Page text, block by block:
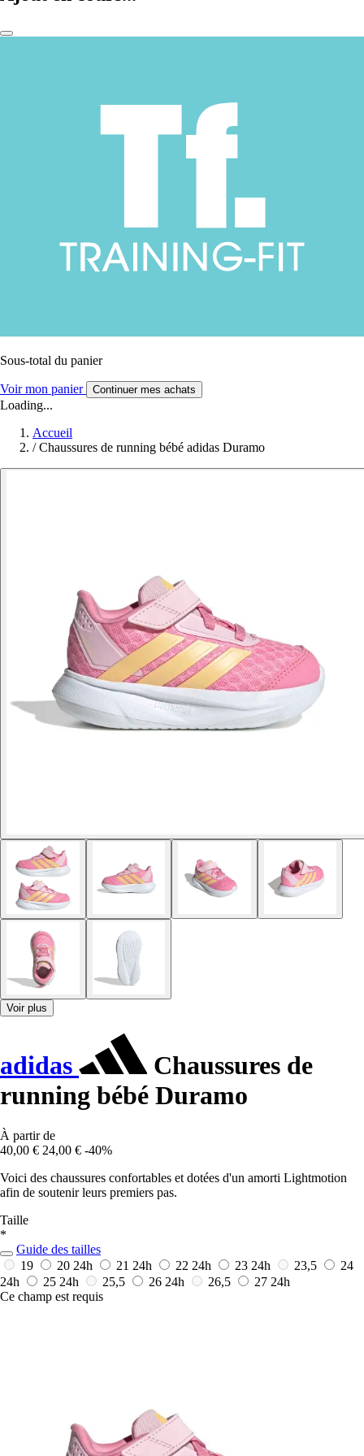
Sous-total du panier
Voir mon panier Continuer mes achats
Loading...
Accueil
/ Chaussures de running bébé adidas Duramo
Voir plus
adidas
Chaussures de
running bébé Duramo
À partir de
40,00 € 24,00 € -40%
Voici des chaussures confortables et dotées d'un amorti Lightmotion
afin de soutenir leurs premiers pas.
Taille
*
Guide des tailles
19
20 24h 21 24h 22 24h 23 24h 23,5
24
24h
25 24h 25,5 26 24h 26,5 27 24h
Ce champ est requis